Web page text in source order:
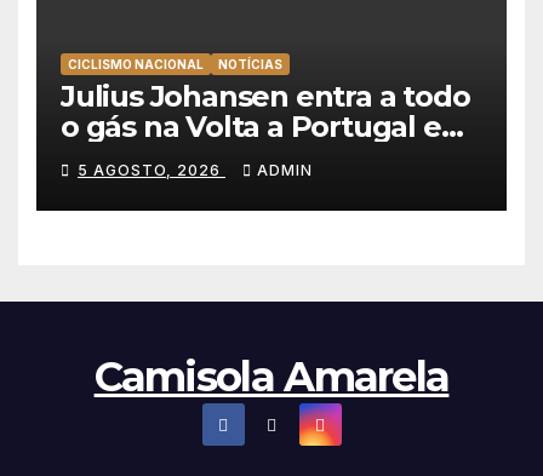
CICLISMO NACIONAL NOTÍCIAS
Julius Johansen entra a todo
o gás na Volta a Portugal e
lidera dobradinha da UAE
Team Emirates em Lisboa
5 AGOSTO, 2026 ADMIN
Camisola Amarela